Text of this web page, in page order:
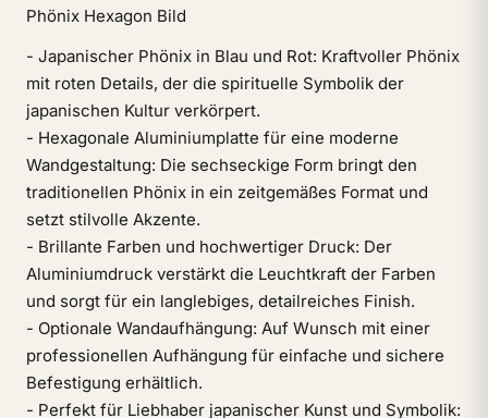
Phönix Hexagon Bild
- Japanischer Phönix in Blau und Rot: Kraftvoller Phönix
mit roten Details, der die spirituelle Symbolik der
japanischen Kultur verkörpert.
- Hexagonale Aluminiumplatte für eine moderne
Wandgestaltung: Die sechseckige Form bringt den
traditionellen Phönix in ein zeitgemäßes Format und
setzt stilvolle Akzente.
- Brillante Farben und hochwertiger Druck: Der
Aluminiumdruck verstärkt die Leuchtkraft der Farben
und sorgt für ein langlebiges, detailreiches Finish.
- Optionale Wandaufhängung: Auf Wunsch mit einer
professionellen Aufhängung für einfache und sichere
Befestigung erhältlich.
- Perfekt für Liebhaber japanischer Kunst und Symbolik: